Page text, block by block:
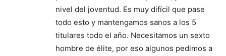
nivel del joventud. Es muy difícil que pase
todo esto y mantengamos sanos a los 5
titulares todo el año. Necesitamos un sexto
hombre de élite, por eso algunos pedimos a